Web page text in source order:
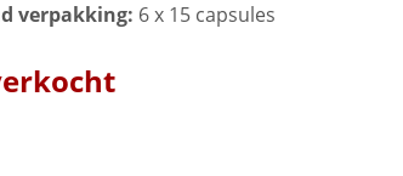
verpakking: 6 x 15 capsules